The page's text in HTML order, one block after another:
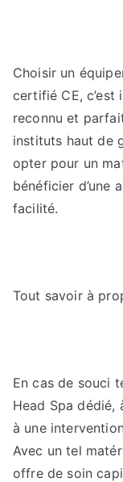
Choisir un
certifié CE, c’est
reconnu et
instituts haut de
opter pour un
bénéficier d’une
facilité.
Tout savoir à
En cas de souci
Head Spa dédié,
à une
Avec un tel
offre de soin